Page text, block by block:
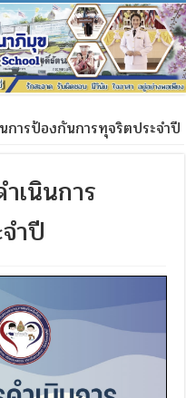
การป้องกันการทุจริตประจำปี
เนินการ
ำปี